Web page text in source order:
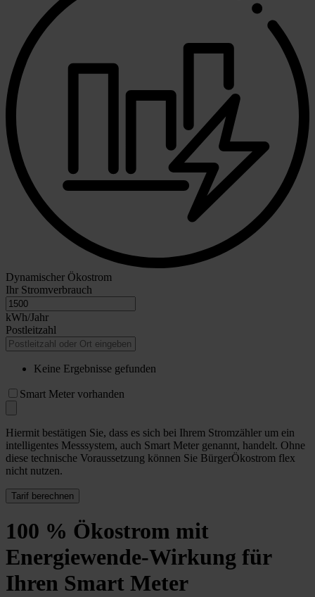
Dynamischer Ökostrom
Ihr Stromverbrauch
kWh/Jahr
Postleitzahl
Keine Ergebnisse gefunden
Smart Meter vorhanden
Hiermit bestätigen Sie, dass es sich bei Ihrem Stromzähler um ein
intelligentes Messsystem, auch Smart Meter genannt, handelt. Ohne
diese technische Voraussetzung können Sie BürgerÖkostrom flex
nicht nutzen.
Tarif berechnen
100 % Ökostrom mit
Energiewende-Wirkung für
Ihren Smart Meter